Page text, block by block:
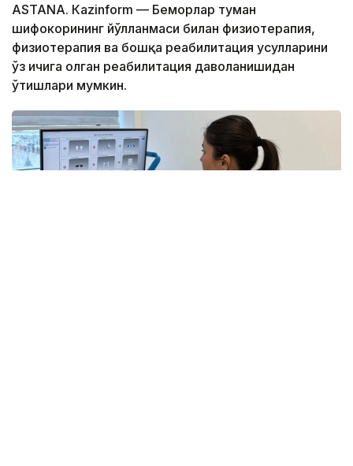
ASTANА. Кazinform — Беморлар туман
шифокорининг йўлланмаси билан физиотерапия,
физиотерапия ва бошқа реабилитация усулларини
ўз ичига олган реабилитация даволанишидан
ўтишлари мумкин.